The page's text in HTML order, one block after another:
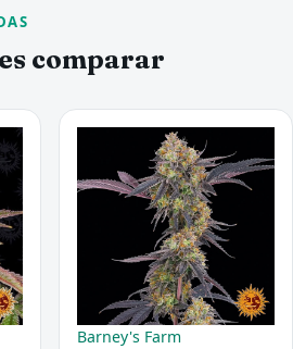
comparar
Barney's Farm